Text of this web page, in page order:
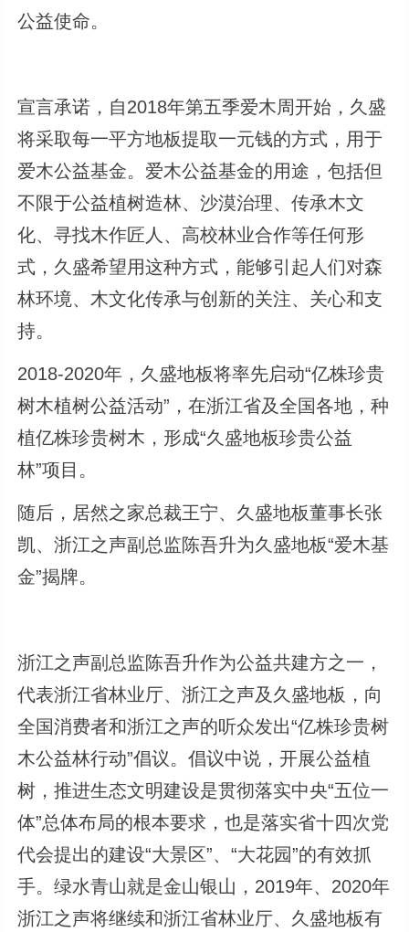
公益使命。
宣言承诺，自2018年第五季爱木周开始，久盛
将采取每一平方地板提取一元钱的方式，用于
爱木公益基金。爱木公益基金的用途，包括但
不限于公益植树造林、沙漠治理、传承木文
化、寻找木作匠人、高校林业合作等任何形
式，久盛希望用这种方式，能够引起人们对森
林环境、木文化传承与创新的关注、关心和支
持。
2018-2020年，久盛地板将率先启动“亿株珍贵
树木植树公益活动”，在浙江省及全国各地，种
植亿株珍贵树木，形成“久盛地板珍贵公益
林”项目。
随后，居然之家总裁王宁、久盛地板董事长张
凯、浙江之声副总监陈吾升为久盛地板“爱木基
金”揭牌。
浙江之声副总监陈吾升作为公益共建方之一，
代表浙江省林业厅、浙江之声及久盛地板，向
全国消费者和浙江之声的听众发出“亿株珍贵树
木公益林行动”倡议。倡议中说，开展公益植
树，推进生态文明建设是贯彻落实中央“五位一
体”总体布局的根本要求，也是落实省十四次党
代会提出的建设“大景区”、“大花园”的有效抓
手。绿水青山就是金山银山，2019年、2020年
浙江之声将继续和浙江省林业厅、久盛地板有